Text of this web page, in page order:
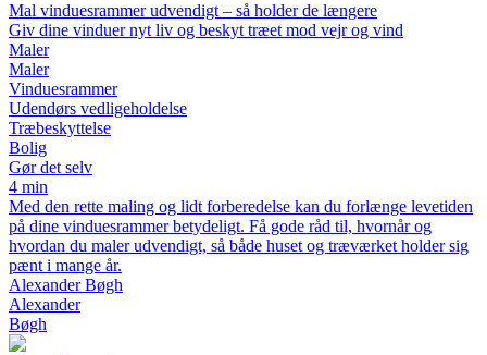
Mal vinduesrammer udvendigt – så holder de længere
Giv dine vinduer nyt liv og beskyt træet mod vejr og vind
Maler
Maler
Vinduesrammer
Udendørs vedligeholdelse
Træbeskyttelse
Bolig
Gør det selv
4 min
Med den rette maling og lidt forberedelse kan du forlænge levetiden
på dine vinduesrammer betydeligt. Få gode råd til, hvornår og
hvordan du maler udvendigt, så både huset og træværket holder sig
pænt i mange år.
Alexander Bøgh
Alexander
Bøgh